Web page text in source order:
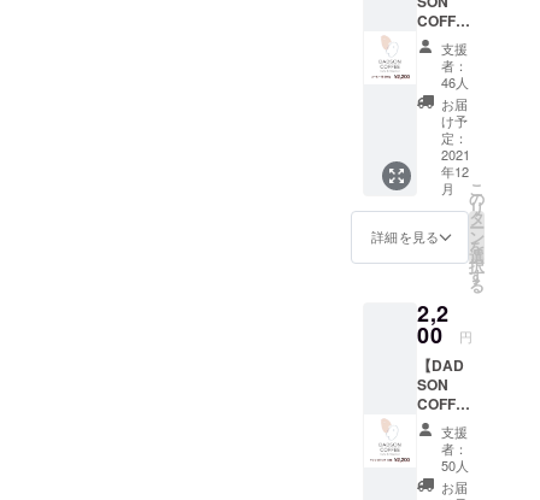
ません
気持ち
で構い
ませ
ん。 ＜
お店の
紹介＞
服と刺
繍と
ファイ
ヤーキ
ングの
お店!!通
い合わ
せくだ
さい！
グリー
ミー内
刺繍屋
→
@dicna
r2017
ウェブ
COFFE
E x
PIGSTY
オリジ
ナルブ
レンド
コー
ヒー
粉
200g】
HAPPE
NING
STYLE
、
eBlood
Red、
BEAUTi
FUL、
チー
ターズ
マニ
ア、
YOUR
BOYSや
支援
者：
46人
お届
け予
定：
2021
年12
月
詳細を見る
こ
の
リ
タ
ー
ン
を
選
択
す
る
2,2
00 円
【DAD
SON
COFFE
E x
PIGSTY
オリジ
ナルブ
支援
者：
50人
お届